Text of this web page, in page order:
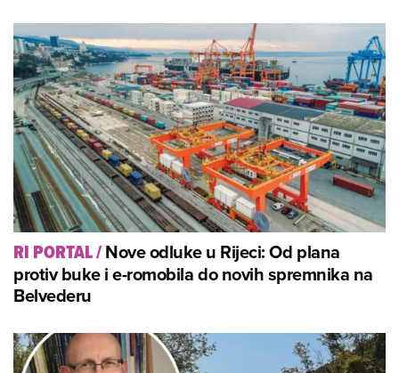
RI PORTAL/Nove odluke u Rijeci: Od plana
protiv buke i e-romobila do novih spremnika na
Belvederu